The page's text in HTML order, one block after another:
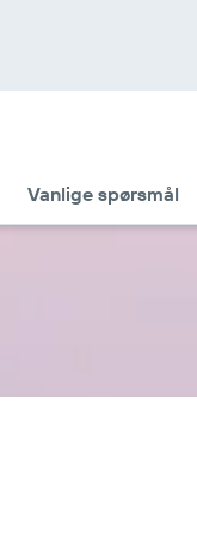
Vanlige spørsmål